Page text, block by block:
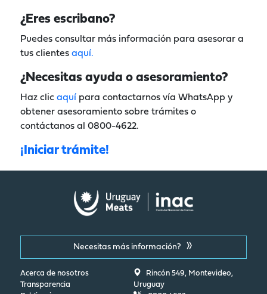
¿Eres escribano?
Puedes consultar más información para asesorar a
tus clientesaquí.
¿Necesitas ayuda o asesoramiento?
Haz clicaquí para contactarnos vía WhatsApp y
obtener asesoramiento sobre trámites o
contáctanos al 0800-4622.
¡Iniciar trámite!
Necesitas más información?
Acerca de nosotros
Transparencia
Rincón 549, Montevideo,
Uruguay